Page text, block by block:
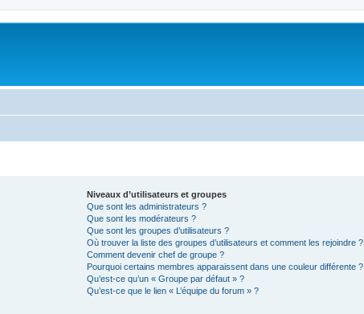
Niveaux d’utilisateurs et groupes
Que sont les administrateurs ?
Que sont les modérateurs ?
Que sont les groupes d’utilisateurs ?
Où trouver la liste des groupes d’utilisateurs et comment les rejoindre ?
Comment devenir chef de groupe ?
Pourquoi certains membres apparaissent dans une couleur différente ?
Qu’est-ce qu’un « Groupe par défaut » ?
Qu’est-ce que le lien « L’équipe du forum » ?